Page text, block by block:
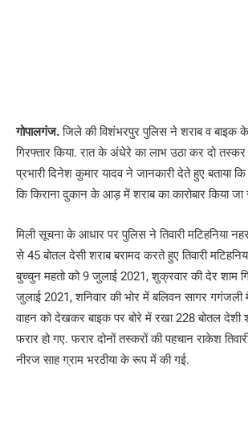
गोपालगंज.जिले की विशंभरपुर पुलिस ने शराब व बाइक
गिरफ्तार किया. रात के अंधेरे का लाभ उठा कर दो तस्कर
प्रभारी दिनेश कुमार यादव ने जानकारी देते हुए बताया
कि किराना दुकान के आड़ में शराब का कारोबार किया जा
मिली सूचना के आधार पर पुलिस ने तिवारी मटिहनिया
से 45 बोतल देसी शराब बरामद करते हुए तिवारी
बुच्चुन महतो को 9 जुलाई 2021, शुक्रवार की देर शाम
जुलाई 2021, शनिवार की भोर में बलिवन सागर
वाहन को देखकर बाइक पर बोरे में रखा 228 बोतल देशी
फरार हो गए. फरार दोनों तस्करों की पहचान राकेश
नीरज साह ग्राम भरठीया के रूप में की गई.